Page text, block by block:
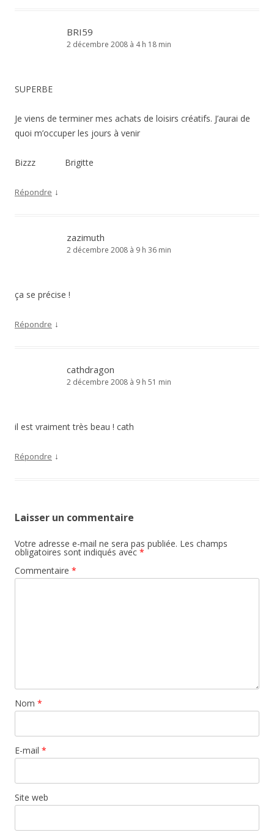
BRI59
2 décembre 2008 à 4 h 18 min
SUPERBE
Je viens de terminer mes achats de loisirs créatifs. J’aurai de
quoi m’occuper les jours à venir
Bizzz Brigitte
Répondre ↓
zazimuth
2 décembre 2008 à 9 h 36 min
ça se précise !
Répondre ↓
cathdragon
2 décembre 2008 à 9 h 51 min
il est vraiment très beau ! cath
Répondre ↓
Laisser un commentaire
Votre adresse e-mail ne sera pas publiée. Les champs
obligatoires sont indiqués avec *
Commentaire *
Nom *
E-mail *
Site web